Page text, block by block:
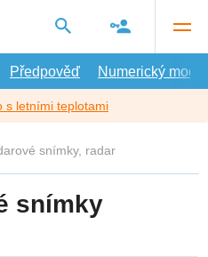
Předpověď Numerický model
s letními teplotami
snímky, radar
snímky